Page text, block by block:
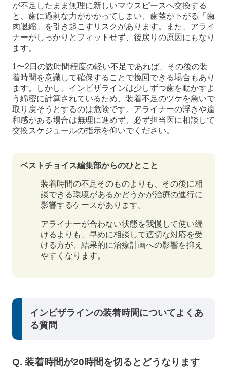
が不足したまま無理に新しいマウスピースへ交換する
と、歯に過剰な力がかかってしまい、歯茎が下がる「歯
肉退縮」を引き起こすリスクがあります。また、アライ
ナーがしっかりとフィットせず、後戻りの原因にもなり
ます。
1〜2日の数時間程度の軽い不足であれば、その後の装
着時間を意識して確保することで挽回できる場合もあり
ます。しかし、インビザラインは少しずつ歯を動かすよ
う綿密に計算されているため、装着不足のツケを急いで
取り戻そうとするのは危険です。アライナーの浮きや違
和感がある場合は無理に進めず、必ず担当医に相談して
交換スケジュールの指示を仰いでください。
ベストチョイス編集部からのひとこと
装着時間の不足そのものよりも、その後に相
談できる環境があるかどうかが治療の進行に
影響するケースがあります。
アライナーが合わない状態を我慢して使い続
けるよりも、早めに相談して適切な対応を受
ける方が、結果的に治療計画への影響を抑え
やすくなります。
インビザラインの装着時間についてよくあ
る質問
Q. 装着時間が20時間を切るとどうなります